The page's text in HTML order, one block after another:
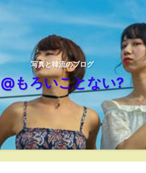
写真と韓流のブログ
@もろいことない?